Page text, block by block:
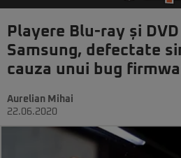
Playere Blu-ray și
Samsung, defectate
cauza unui bug
Aurelian Mihai
22.06.2020